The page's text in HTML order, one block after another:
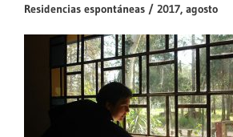
Residencias espontáneas / 2017, agosto